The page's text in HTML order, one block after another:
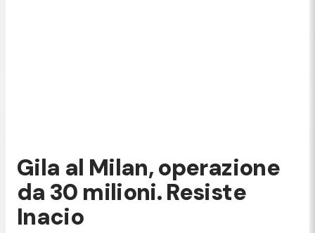
Gila al Milan, operazione
da 30 milioni. Resiste
Inacio